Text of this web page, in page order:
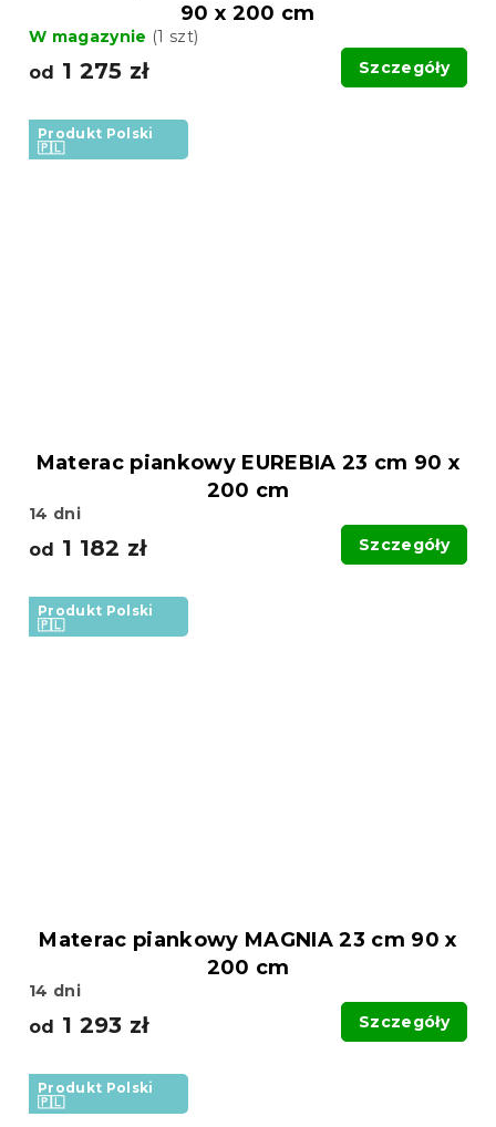
90 x 200 cm
W magazynie (1 szt)
od 1 275 zł Szczegóły
Produkt Polski
🇵🇱
Materac piankowy EUREBIA 23 cm 90 x
200 cm
14 dni
od 1 182 zł Szczegóły
Produkt Polski
🇵🇱
Materac piankowy MAGNIA 23 cm 90 x
200 cm
14 dni
od 1 293 zł Szczegóły
Produkt Polski
🇵🇱